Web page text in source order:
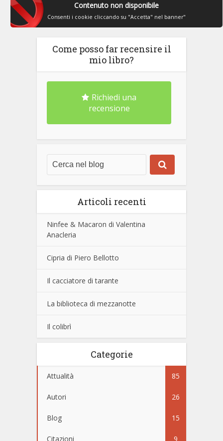
Contenuto non disponibile
Consenti i cookie cliccando su "Accetta" nel banner"
Come posso far recensire il
mio libro?
Richiedi una
recensione
Articoli recenti
Ninfee & Macaron di Valentina
Anacleria
Cipria di Piero Bellotto
Il cacciatore di tarante
La biblioteca di mezzanotte
Il colibrì
Categorie
Attualità 85
Autori 26
Blog 15
Citazioni 9